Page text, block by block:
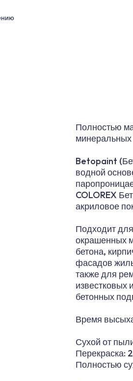
Полностью
минеральных
Betopaint
водной
COLOREX
акриловое
Подходит
окрашенных
бетона,
фасадов
также для
известковых
бетонных
Время
Сухой от
Перекраска:
Полностью